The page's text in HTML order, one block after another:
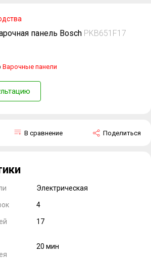
панель Bosch PKB651F17
Варочные панели
Поделиться
В сравнение
Электрическая
4
17
20 мин